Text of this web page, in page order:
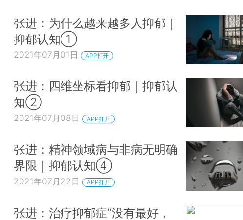
张进：为什么越来越多人抑郁｜
抑郁认知①
2021年07月01日 APP打开
张进：四维坐标看抑郁｜抑郁认
知②
2021年07月08日 APP打开
张进：精神领域病与非病无明确
界限｜抑郁认知④
2021年07月22日 APP打开
张进：治疗抑郁症“没有最好，